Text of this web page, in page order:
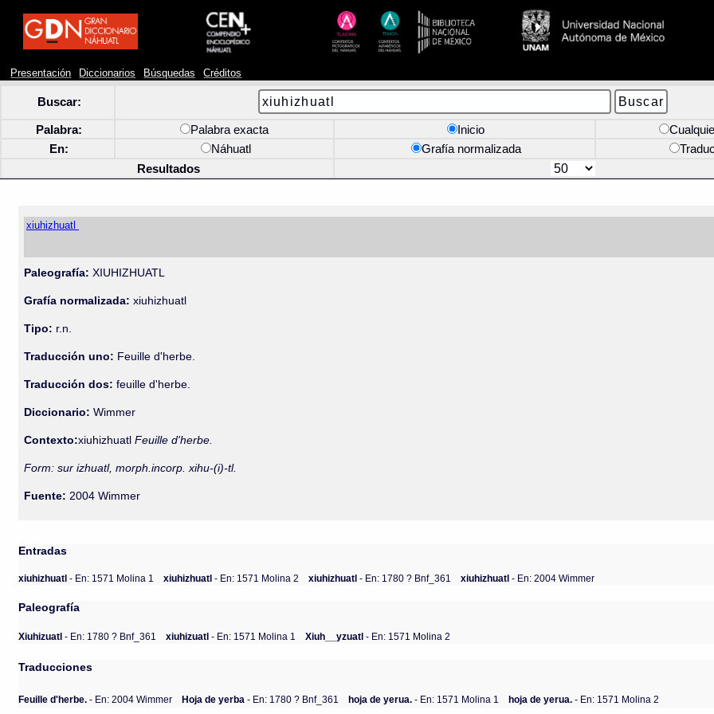
Presentación Diccionarios Búsquedas Créditos
Buscar:
Palabra: Palabra exacta Inicio
En:
Náhuatl Grafía normalizada
Resultados
xiuhizhuatl
Paleografía: XIUHIZHUATL
Grafía normalizada: xiuhizhuatl
Tipo: r.n.
Traducción uno: Feuille d'herbe.
Traducción dos: feuille d'herbe.
Diccionario:Wimmer
Contexto:xiuhizhuatlFeuille d'herbe.
Form: sur izhuatl, morph.incorp. xihu-(i)-tl.
Fuente: 2004 Wimmer
Entradas
xiuhizhuatl- En: 1571 Molina 1 xiuhizhuatl- En: 1571 Molina 2 xiuhizhuatl- En: 1780 ? Bnf_361 xiuhizhuatl- En: 2004 Wimmer
Paleografía
Xiuhizuatl - En: 1780 ? Bnf_361 xiuhizuatl - En: 1571 Molina 1 Xiuh__yzuatl - En: 1571 Molina 2
Traducciones
Feuille d'herbe. - En: 2004 Wimmer Hoja de yerba - En: 1780 ? Bnf_361 hoja de yerua. - En: 1571 Molina 1 hoja de yerua. - En: 1571 Molina 2